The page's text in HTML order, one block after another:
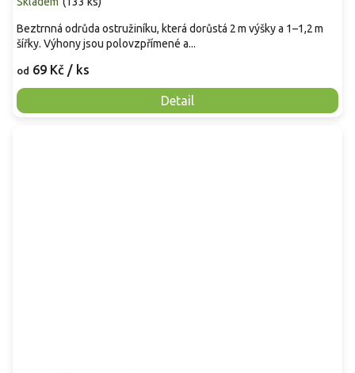
od 69 Kč / ks
Detail
Beztrnná odrůda ostružiníku, která dorůstá 2 m výšky a 1–1,2 m
šířky. Výhony jsou polovzpřímené a...